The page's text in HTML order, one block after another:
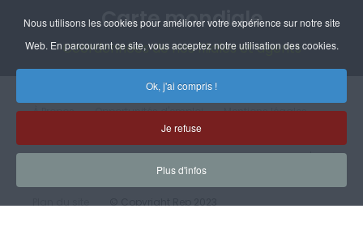
Nous utilisons les cookies pour améliorer votre expérience sur notre site
Web. En parcourant ce site, vous acceptez notre utilisation des cookies.
Ok, j'ai compris !
Je refuse
Plus d'infos
Carte mondiale
Coordonnées de nos filiales et agents
À Propos Opportunités d'emploi Mentions légales
RGPD Handicap CGV Certifications Plan d'accès